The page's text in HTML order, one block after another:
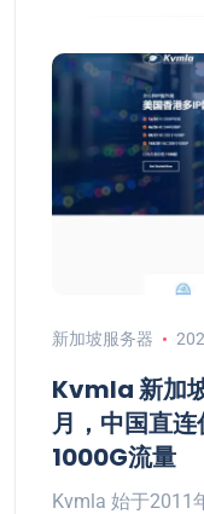
新加坡服务器
Kvmla 新加
月，中国直
1000G流量
Kvmla 始于2011